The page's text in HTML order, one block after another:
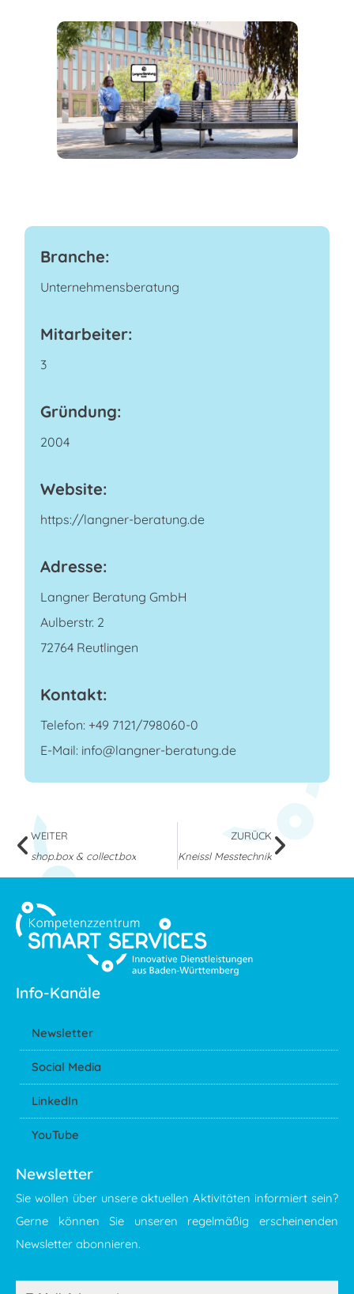
Branche:
Unternehmensberatung
Mitarbeiter:
3
Gründung:
2004
Website:
https://langner-beratung.de
Adresse:
Langner Beratung GmbH
Aulberstr. 2
72764 Reutlingen
Kontakt:
Telefon: +49 7121/798060-0
E-Mail: info@langner-beratung.de
WEITER
shop.box & collect.box
ZURÜCK
Kneissl Messtechnik
Info-Kanäle
Newsletter
Social Media
LinkedIn
YouTube
Newsletter
Sie wollen über unsere aktuellen Aktivitäten informiert sein?
Gerne können Sie unseren regelmäßig erscheinenden
Newsletter abonnieren.